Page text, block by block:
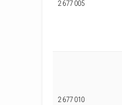
2 677 005
2 677 010